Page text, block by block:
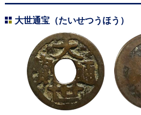
大世通宝（たいせつうほう）